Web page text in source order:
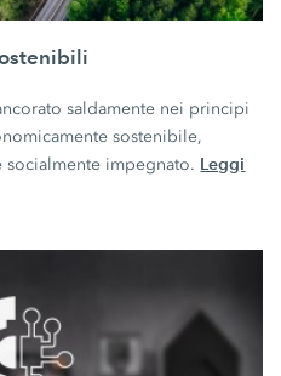
saldamente nei principi
sostenibile,
impegnato. Leggi